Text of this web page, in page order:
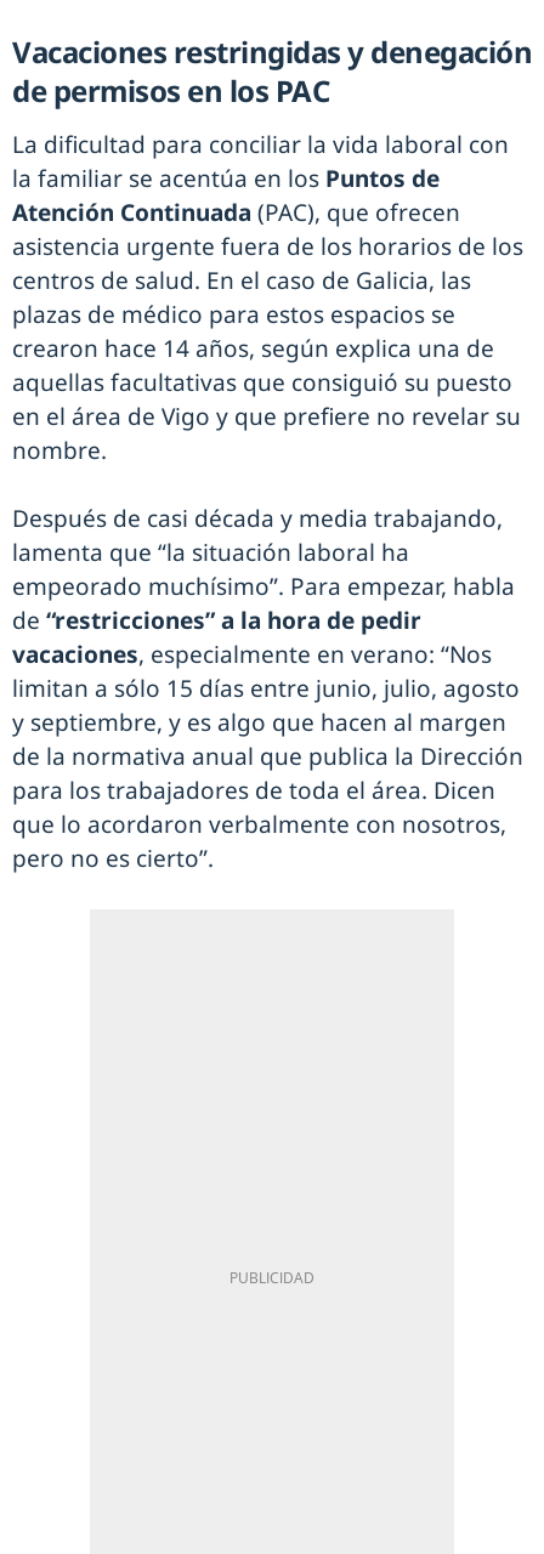
Vacaciones restringidas y denegación
de permisos en los PAC
La dificultad para conciliar la vida laboral con
la familiar se acentúa en los Puntos de
Atención Continuada (PAC), que ofrecen
asistencia urgente fuera de los horarios de los
centros de salud. En el caso de Galicia, las
plazas de médico para estos espacios se
crearon hace 14 años, según explica una de
aquellas facultativas que consiguió su puesto
en el área de Vigo y que prefiere no revelar su
nombre.
Después de casi década y media trabajando,
lamenta que “la situación laboral ha
empeorado muchísimo”. Para empezar, habla
de “restricciones” a la hora de pedir
vacaciones, especialmente en verano: “Nos
limitan a sólo 15 días entre junio, julio, agosto
y septiembre, y es algo que hacen al margen
de la normativa anual que publica la Dirección
para los trabajadores de toda el área. Dicen
que lo acordaron verbalmente con nosotros,
pero no es cierto”.